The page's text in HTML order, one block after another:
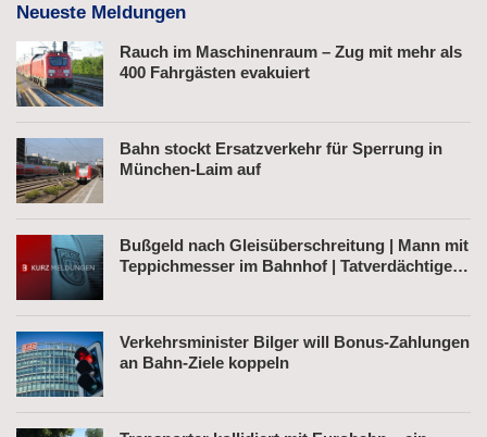
Neueste Meldungen
Rauch im Maschinenraum – Zug mit mehr als
400 Fahrgästen evakuiert
Bahn stockt Ersatzverkehr für Sperrung in
München-Laim auf
Bußgeld nach Gleisüberschreitung | Mann mit
Teppichmesser im Bahnhof | Tatverdächtiger
Verkehrsminister Bilger will Bonus-Zahlungen
an Bahn-Ziele koppeln